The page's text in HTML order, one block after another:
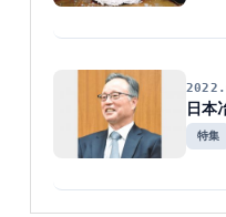
日本
特集